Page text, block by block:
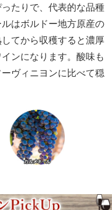
たりで、代表的な品種
はボルドー地方原産の
てから収穫すると濃厚
ンになります。酸味も
ヴィニヨンに比べて穏